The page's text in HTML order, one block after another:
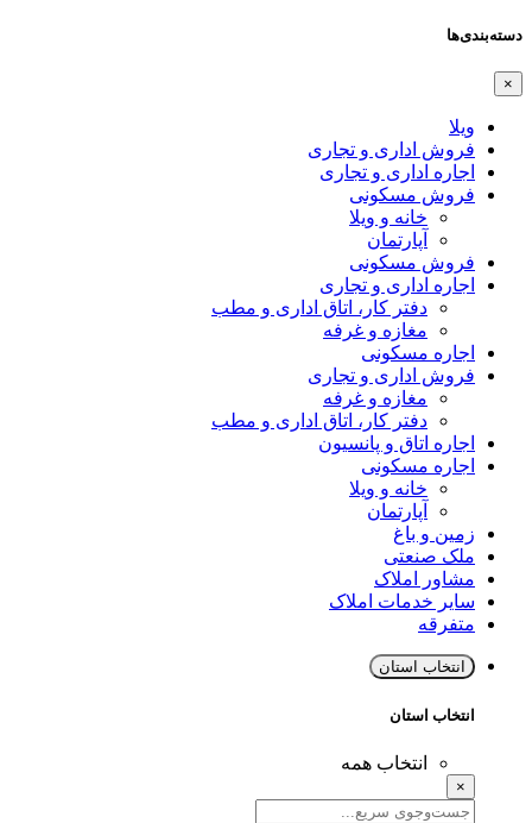
دسته‌بندی‌ها
×
ویلا
فروش اداری و تجاری
اجاره اداری و تجاری
فروش مسکونی
خانه و ویلا
آپارتمان
فروش مسکونی
اجاره اداری و تجاری
دفتر کار، اتاق اداری و مطب
مغازه و غرفه
اجاره مسکونی
فروش اداری و تجاری
مغازه و غرفه
دفتر کار، اتاق اداری و مطب
اجاره اتاق و پانسیون
اجاره مسکونی
خانه و ویلا
آپارتمان
زمین و باغ
ملک صنعتی
مشاور املاک
سایر خدمات املاک
متفرقه
انتخاب استان
انتخاب استان
انتخاب همه
×